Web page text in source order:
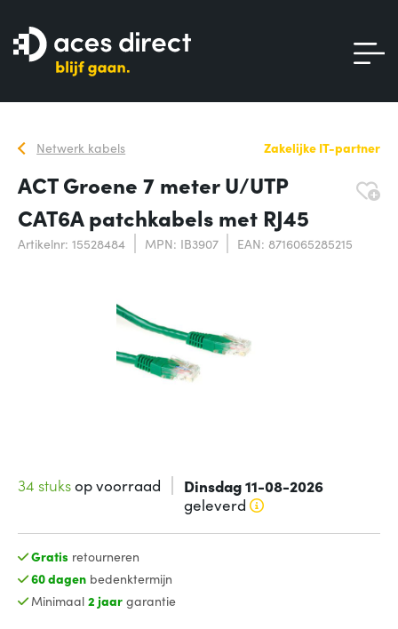
Netwerk kabels Zakelijke IT-partner
ACT Groene 7 meter U/UTP
CAT6A patchkabels met RJ45
Artikelnr: 15528484 MPN: IB3907 EAN: 8716065285215
34 stuksop voorraad Dinsdag 11-08-2026
geleverd
Gratis retourneren
60 dagenbedenktermijn
Minimaal 2 jaargarantie